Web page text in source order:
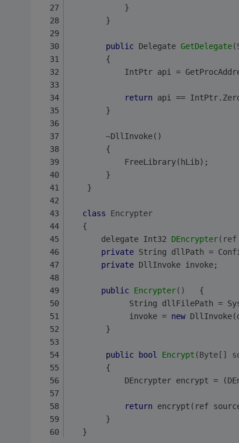
            }
        }
public Delegate GetDelegate
        {
IntPtr api =
return api ==
        }
        ~DllInvoke()
        {
            FreeLibrary(hLib);
        }
    }
class
Encrypter
   {
delegate Int32 DEncrypter(ref
private String dllPath =
private DllInvoke invoke;
public Encrypter()
String dllFilePath =
             invoke =
new
        }
public bool Encrypt (Byte[]
        {
DEncrypter encrypt =
return encrypt(ref
        }
   }